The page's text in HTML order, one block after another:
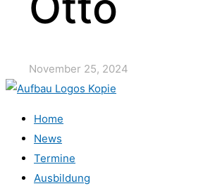
November 25, 2024
Home
News
Termine
Ausbildung